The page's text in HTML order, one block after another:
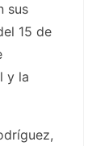
sus
15 de
y la